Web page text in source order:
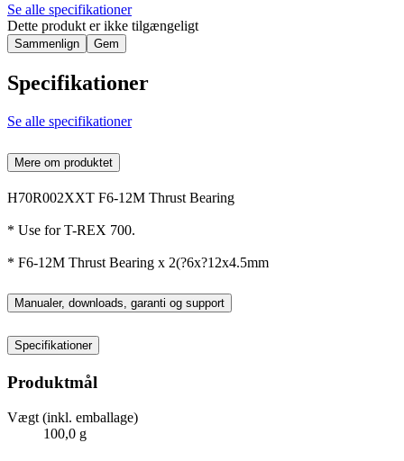
Se alle specifikationer
Dette produkt er ikke tilgængeligt
Sammenlign Gem
Specifikationer
Se alle specifikationer
Mere om produktet
H70R002XXT F6-12M Thrust Bearing
* Use for T-REX 700.
* F6-12M Thrust Bearing x 2(?6x?12x4.5mm
Manualer, downloads, garanti og support
Specifikationer
Produktmål
Vægt (inkl. emballage)
100,0 g